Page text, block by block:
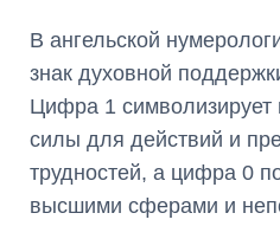
В ангельской
знак духовной
Цифра 1 символизирует
силы для действий и
трудностей, а цифра 0
высшими сферами и